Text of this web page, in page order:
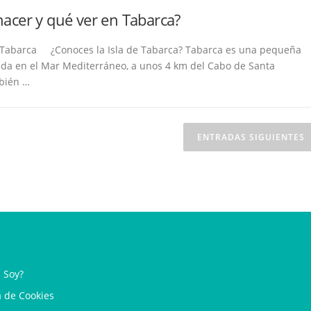
y qué ver en Tabarca?
¿Conoces la Isla de Tabarca? Tabarca es una pequeña
en el Mar Mediterráneo, a unos 4 km del Cabo de Santa
…
ENTRADAS SIGUIENTES
de Cookies